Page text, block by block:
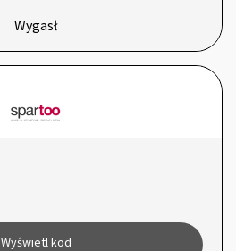
Wygasł
Wyświetl kod